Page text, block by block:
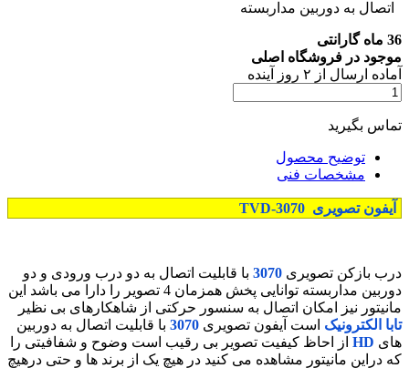
اتصال به دوربین مداربسته
36 ماه گارانتی
موجود در فروشگاه اصلی
آماده ارسال از ۲ روز آینده
تماس بگیرید
توضیح محصول
مشخصات فنی
آیفون تصویری TVD-3070
درب بازکن تصویری 3070 با قابلیت اتصال به دو درب ورودی و دو
دوربین مداربسته توانایی پخش همزمان 4 تصویر را دارا می باشد این
مانیتور نیز امکان اتصال به سنسور حرکتی از شاهکارهای بی نظیر
تابا الکترونیک است آیفون تصویری 3070 با قابلیت اتصال به دوربین
های HD از احاظ کیفیت تصویر بی رقیب است وضوح و شفافیتی را
که دراین مانیتور مشاهده می کنید در هیچ یک از برند ها و حتی درهیچ